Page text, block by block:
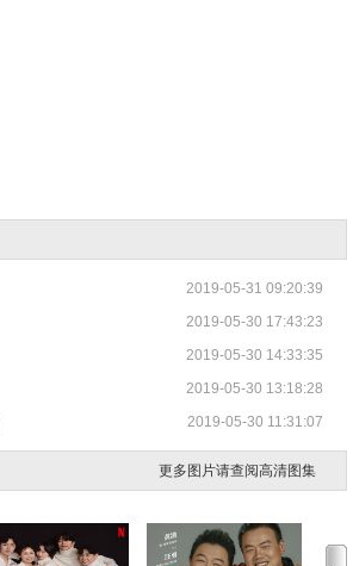
2019-05-31 09:20:39
2019-05-30 17:43:23
2019-05-30 14:33:35
2019-05-30 13:18:28
2019-05-30 11:31:07
更多图片请查阅高清图集